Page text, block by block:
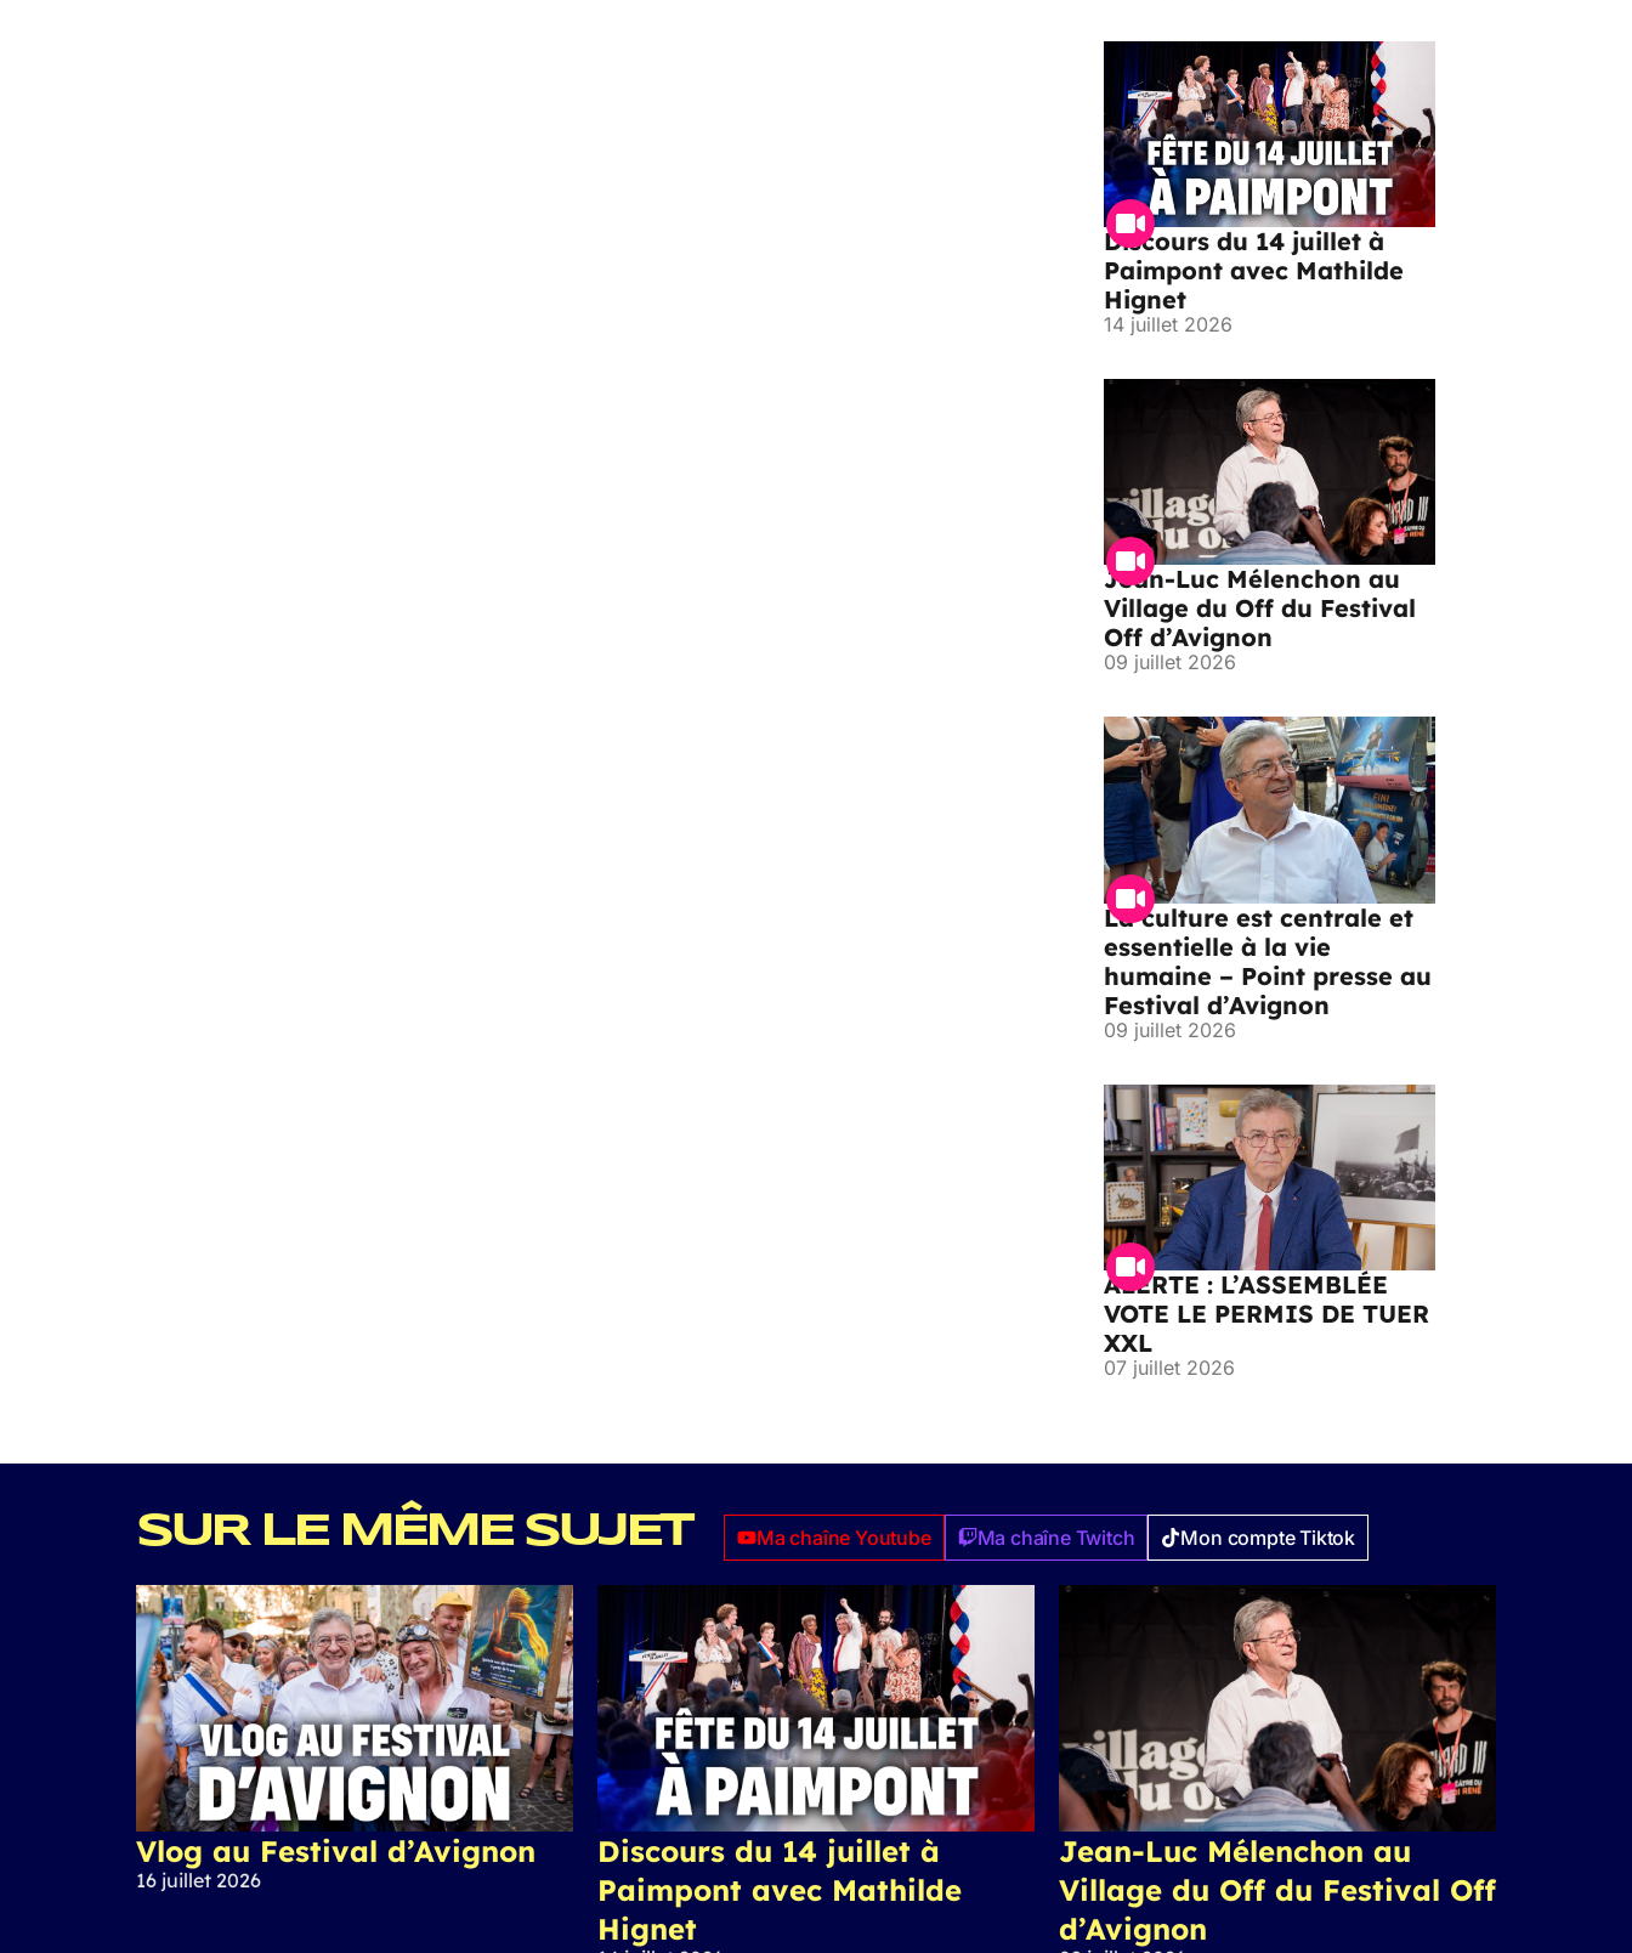
Discours du 14 juillet à
Paimpont avec Mathilde
Hignet
14 juillet 2026
Jean-Luc Mélenchon au
Village du Off du Festival
Off d’Avignon
09 juillet 2026
La culture est centrale et
essentielle à la vie
humaine – Point presse au
Festival d’Avignon
09 juillet 2026
ALERTE : L’ASSEMBLÉE
VOTE LE PERMIS DE TUER
XXL
07 juillet 2026
SUR LE MÊME SUJET Ma chaîne Youtube Ma chaîne Twitch Mon compte Tiktok
Vlog au Festival d’Avignon
16 juillet 2026
Discours du 14 juillet à
Paimpont avec Mathilde
Hignet
Jean-Luc Mélenchon au
Village du Off du Festival Off
d’Avignon